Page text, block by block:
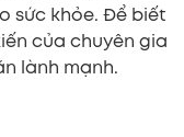
sức khỏe. Để biết
của chuyên gia
lành mạnh.